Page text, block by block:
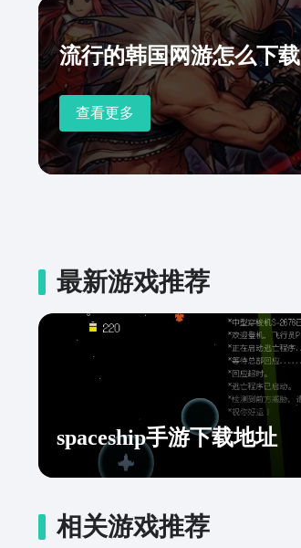
流行的韩国网游怎么下载
查看更多
最新游戏推荐
spaceship手游下载地址
相关游戏推荐